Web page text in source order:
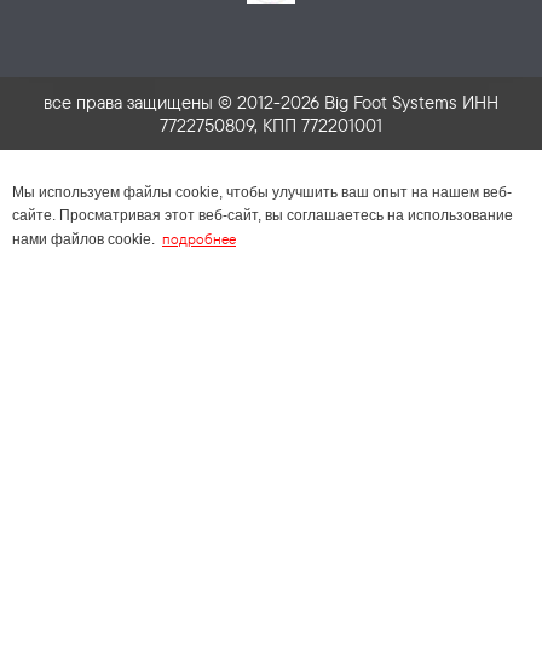
все права защищены © 2012-2026 Big Foot Systems ИНН
7722750809, КПП 772201001
Мы используем файлы cookie, чтобы улучшить ваш опыт на нашем веб-
сайте. Просматривая этот веб-сайт, вы соглашаетесь на использование
нами файлов cookie. подробнее